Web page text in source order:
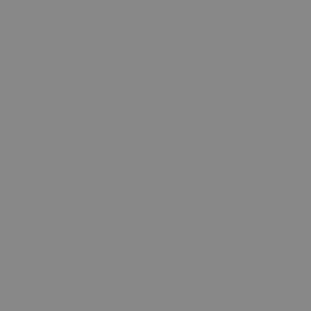
siano
qualsiasi
la versione
supporta
le preferenze di
È necessario
di analisi web
che si
che imposta il
di analisi web